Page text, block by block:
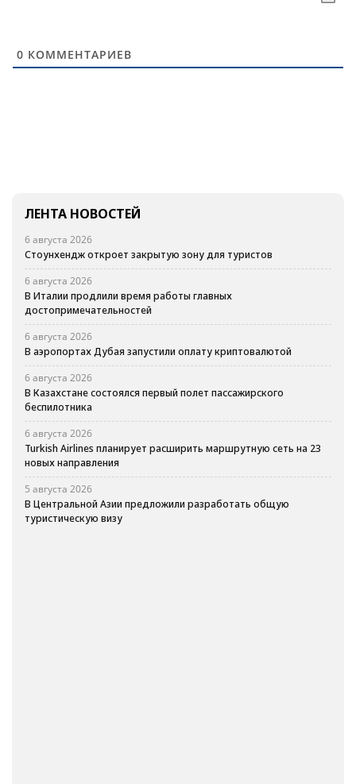
0 КОММЕНТАРИЕВ
ЛЕНТА НОВОСТЕЙ
6 августа 2026
Стоунхендж откроет закрытую зону для туристов
6 августа 2026
В Италии продлили время работы главных
достопримечательностей
6 августа 2026
В аэропортах Дубая запустили оплату криптовалютой
6 августа 2026
В Казахстане состоялся первый полет пассажирского
беспилотника
6 августа 2026
Turkish Airlines планирует расширить маршрутную сеть на 23
новых направления
5 августа 2026
В Центральной Азии предложили разработать общую
туристическую визу